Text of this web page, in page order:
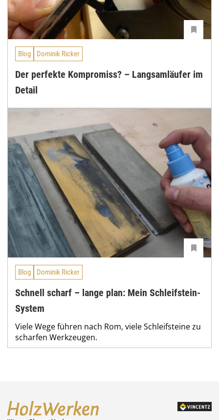
Blog Dominik Ricker
Der perfekte Kompromiss? – Langsamläufer im
Detail
Blog Dominik Ricker
Schnell scharf – lange plan: Mein Schleifstein-
System
Viele Wege führen nach Rom, viele Schleifsteine zu
scharfen Werkzeugen.